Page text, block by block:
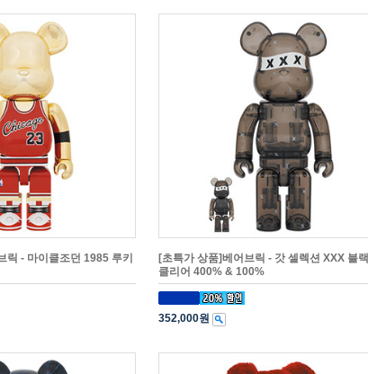
릭 - 마이클조던 1985 루키
[초특가 상품]베어브릭 - 갓 셀렉션 XXX 블랙
클리어 400% & 100%
352,000원